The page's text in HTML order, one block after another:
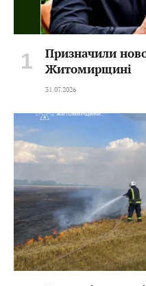
Призначили
Житомирщині
31.07.2026